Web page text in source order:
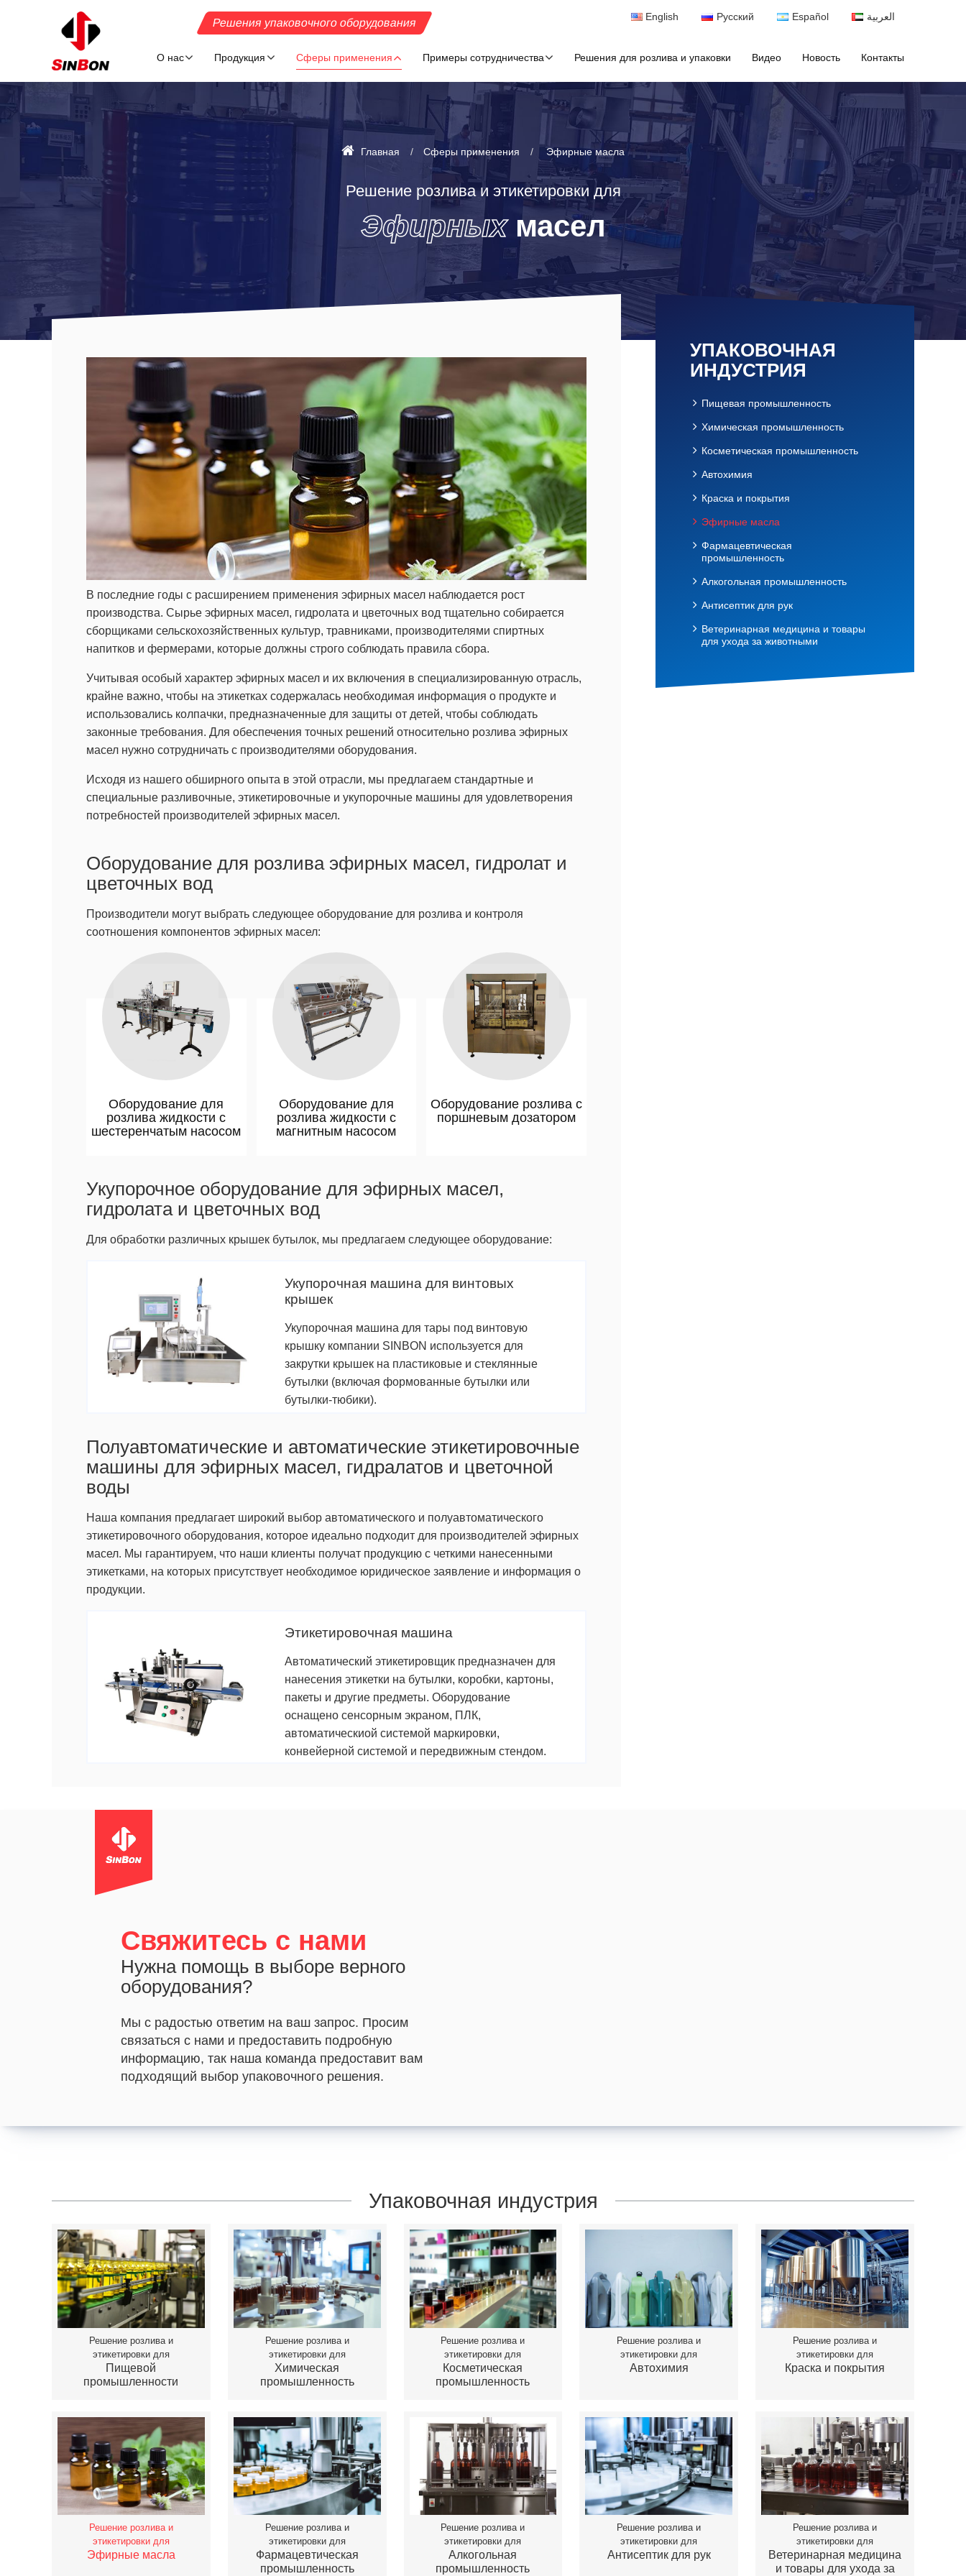
Решения упаковочного оборудования English Русский Español العربية
О нас Продукция Сферы применения Примеры сотрудничества Решения для розлива и упаковки Видео Новость Контакты
Главная Сферы применения Эфирные масла
Решение розлива и этикетировки для
Эфирныхмасел
УПАКОВОЧНАЯ
ИНДУСТРИЯ
Пищевая промышленность
Химическая промышленность
Косметическая промышленность
Автохимия
Краска и покрытия
Эфирные масла
Фармацевтическая
промышленность
Алкогольная промышленность
Антисептик для рук
Ветеринарная медицина и товары
для ухода за животными
В последние годы с расширением применения эфирных масел наблюдается рост
производства. Сырье эфирных масел, гидролата и цветочных вод тщательно собирается
сборщиками сельскохозяйственных культур, травниками, производителями спиртных
напитков и фермерами, которые должны строго соблюдать правила сбора.
Учитывая особый характер эфирных масел и их включения в специализированную отрасль,
крайне важно, чтобы на этикетках содержалась необходимая информация о продукте и
использовались колпачки, предназначенные для защиты от детей, чтобы соблюдать
законные требования. Для обеспечения точных решений относительно розлива эфирных
масел нужно сотрудничать с производителями оборудования.
Исходя из нашего обширного опыта в этой отрасли, мы предлагаем стандартные и
специальные разливочные, этикетировочные и укупорочные машины для удовлетворения
потребностей производителей эфирных масел.
Оборудование для розлива эфирных масел, гидролат и
цветочных вод
Производители могут выбрать следующее оборудование для розлива и контроля
соотношения компонентов эфирных масел:
Оборудование для
розлива жидкости с
шестеренчатым насосом
Оборудование для
розлива жидкости с
магнитным насосом
Оборудование розлива с
поршневым дозатором
Укупорочное оборудование для эфирных масел,
гидролата и цветочных вод
Для обработки различных крышек бутылок, мы предлагаем следующее оборудование:
Укупорочная машина для винтовых
крышек
Укупорочная машина для тары под винтовую
крышку компании SINBON используется для
закрутки крышек на пластиковые и стеклянные
бутылки (включая формованные бутылки или
бутылки-тюбики).
Полуавтоматические и автоматические этикетировочные
машины для эфирных масел, гидралатов и цветочной
воды
Наша компания предлагает широкий выбор автоматического и полуавтоматического
этикетировочного оборудования, которое идеально подходит для производителей эфирных
масел. Мы гарантируем, что наши клиенты получат продукцию с четкими нанесенными
этикетками, на которых присутствует необходимое юридическое заявление и информация о
продукции.
Этикетировочная машина
Автоматический этикетировщик предназначен для
нанесения этикетки на бутылки, коробки, картоны,
пакеты и другие предметы. Оборудование
оснащено сенсорным экраном, ПЛК,
автоматическиой системой маркировки,
конвейерной системой и передвижным стендом.
Свяжитесь с нами
Нужна помощь в выборе верного
оборудования?
Мы с радостью ответим на ваш запрос. Просим
связаться с нами и предоставить подробную
информацию, так наша команда предоставит вам
подходящий выбор упаковочного решения.
Упаковочная индустрия
Решение розлива и
этикетировки для
Пищевой
промышленности
Решение розлива и
этикетировки для
Химическая
промышленность
Решение розлива и
этикетировки для
Косметическая
промышленность
Решение розлива и
этикетировки для
Автохимия
Решение розлива и
этикетировки для
Краска и покрытия
Решение розлива и
этикетировки для
Эфирные масла
Решение розлива и
этикетировки для
Фармацевтическая
промышленность
Решение розлива и
этикетировки для
Алкогольная
промышленность
Решение розлива и
этикетировки для
Антисептик для рук
Решение розлива и
этикетировки для
Ветеринарная медицина
и товары для ухода за